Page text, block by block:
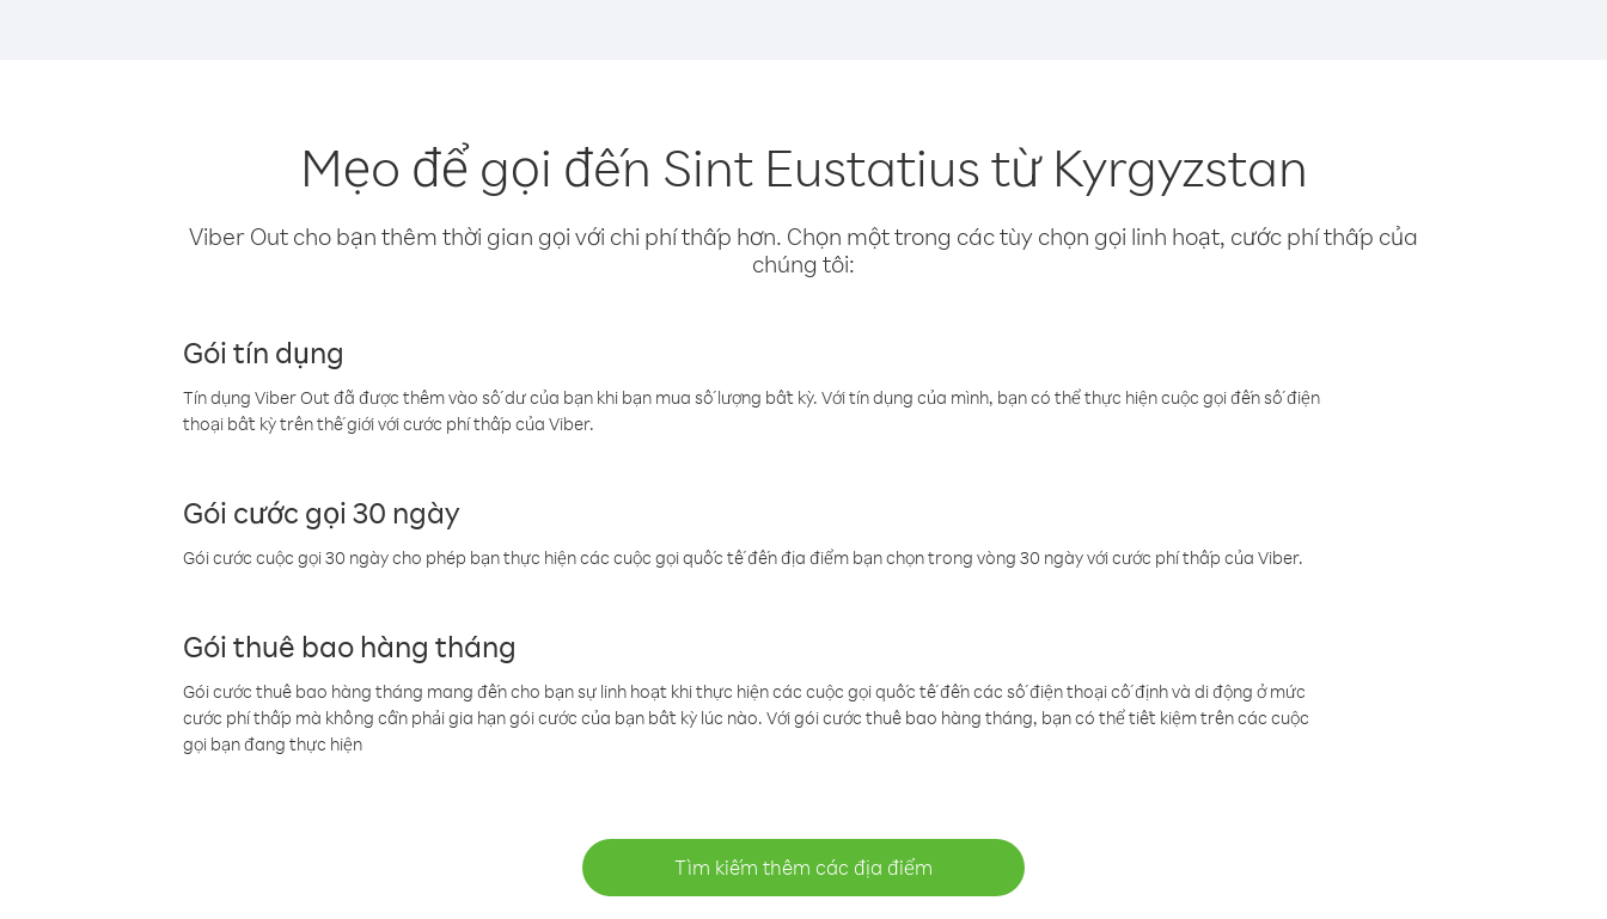
Mẹo để gọi đến Sint Eustatius từ Kyrgyzstan
Viber Out cho bạn thêm thời gian gọi với chi phí thấp hơn. Chọn một trong các tùy chọn gọi linh hoạt, cước phí thấp của
chúng tôi:
Gói tín dụng
Tín dụng Viber Out đã được thêm vào số dư của bạn khi bạn mua số lượng bất kỳ. Với tín dụng của mình, bạn có thể thực hiện cuộc gọi đến số điện
thoại bất kỳ trên thế giới với cước phí thấp của Viber.
Gói cước gọi 30 ngày
Gói cước cuộc gọi 30 ngày cho phép bạn thực hiện các cuộc gọi quốc tế đến địa điểm bạn chọn trong vòng 30 ngày với cước phí thấp của Viber.
Gói thuê bao hàng tháng
Gói cước thuê bao hàng tháng mang đến cho bạn sự linh hoạt khi thực hiện các cuộc gọi quốc tế đến các số điện thoại cố định và di động ở mức
cước phí thấp mà không cần phải gia hạn gói cước của bạn bất kỳ lúc nào. Với gói cước thuê bao hàng tháng, bạn có thể tiết kiệm trên các cuộc
gọi bạn đang thực hiện
Tìm kiếm thêm các địa điểm